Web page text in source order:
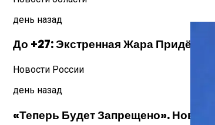
день назад
До +27: Экстренная Жара Придёт В
Новости России
день назад
«Теперь Будет Запрещено».